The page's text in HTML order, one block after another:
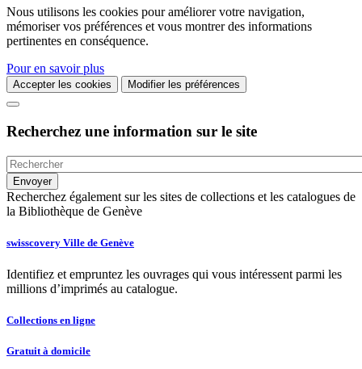
Nous utilisons les cookies pour améliorer votre navigation,
mémoriser vos préférences et vous montrer des informations
pertinentes en conséquence.
Pour en savoir plus
Accepter les cookies Modifier les préférences
Recherchez une information sur le site
Recherchez également sur les sites de collections et les catalogues de
la Bibliothèque de Genève
swisscovery Ville de Genève
Identifiez et empruntez les ouvrages qui vous intéressent parmi les
millions d’imprimés au catalogue.
Collections en ligne
Gratuit à domicile